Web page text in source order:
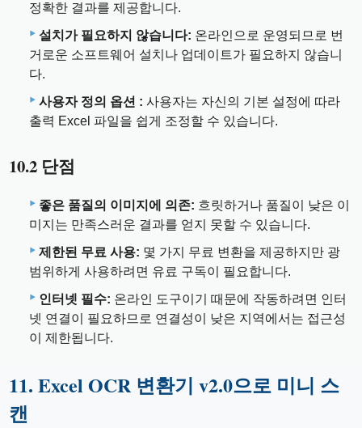
정확한 결과를 제공합니다.
설치가 필요하지 않습니다: 온라인으로 운영되므로 번
거로운 소프트웨어 설치나 업데이트가 필요하지 않습니
다.
사용자 정의 옵션 : 사용자는 자신의 기본 설정에 따라
출력 Excel 파일을 쉽게 조정할 수 있습니다.
10.2 단점
좋은 품질의 이미지에 의존: 흐릿하거나 품질이 낮은 이
미지는 만족스러운 결과를 얻지 못할 수 있습니다.
제한된 무료 사용: 몇 가지 무료 변환을 제공하지만 광
범위하게 사용하려면 유료 구독이 필요합니다.
인터넷 필수: 온라인 도구이기 때문에 작동하려면 인터
넷 연결이 필요하므로 연결성이 낮은 지역에서는 접근성
이 제한됩니다.
11. Excel OCR 변환기 v2.0으로 미니 스
캔